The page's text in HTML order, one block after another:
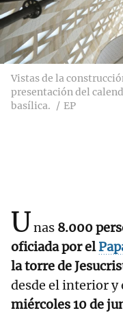
Vistas de la
presentación del
basílica.
EP
Unas 8.000
oficiada por el
la torre de
desde el interior y
miércoles 10 de